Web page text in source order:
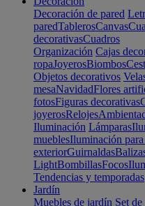
Decoración de pared
paredTablerosCanvas
decorativasCuadros
Organización Cajas
ropaJoyerosBiombos
Objetos decorativos
mesaNavidadFlores
fotosFiguras decorativas
joyerosRelojes
Iluminación Lámparas
mueblesIluminación
exteriorGuirnaldas
LightBombillasFocos
Tendencias y temporadas
Jardín
Muebles de jardín Set